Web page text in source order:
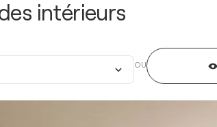
intérieurs
OU